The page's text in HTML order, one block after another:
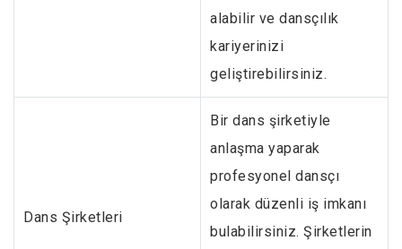
alabilir ve dansçılık
kariyerinizi
geliştirebilirsiniz.
Dans Şirketleri
Bir dans şirketiyle
anlaşma yaparak
profesyonel dansçı
olarak düzenli iş imkanı
bulabilirsiniz. Şirketlerin